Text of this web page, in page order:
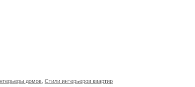
домов Стили интерьеров квартир